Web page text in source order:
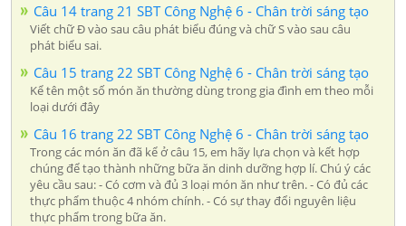
Câu 14 trang 21 SBT Công Nghệ 6 - Chân trời sáng tạo
Viết chữ Đ vào sau câu phát biểu đúng và chữ S vào sau câu
phát biểu sai.
Câu 15 trang 22 SBT Công Nghệ 6 - Chân trời sáng tạo
Kể tên một số món ăn thường dùng trong gia đình em theo mỗi
loại dưới đây
Câu 16 trang 22 SBT Công Nghệ 6 - Chân trời sáng tạo
Trong các món ăn đã kể ở câu 15, em hãy lựa chọn và kết hợp
chúng để tạo thành những bữa ăn dinh dưỡng hợp lí. Chú ý các
yêu cầu sau: - Có cơm và đủ 3 loại món ăn như trên. - Có đủ các
thực phẩm thuộc 4 nhóm chính. - Có sự thay đổi nguyên liệu
thực phẩm trong bữa ăn.